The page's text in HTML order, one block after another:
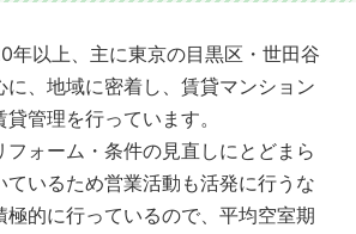
年以上、主に東京の目黒区・世田谷
に、地域に密着し、賃貸マンション
管理を行っています。
フォーム・条件の見直しにとどまら
ているため営業活動も活発に行うな
極的に行っているので、平均空室期